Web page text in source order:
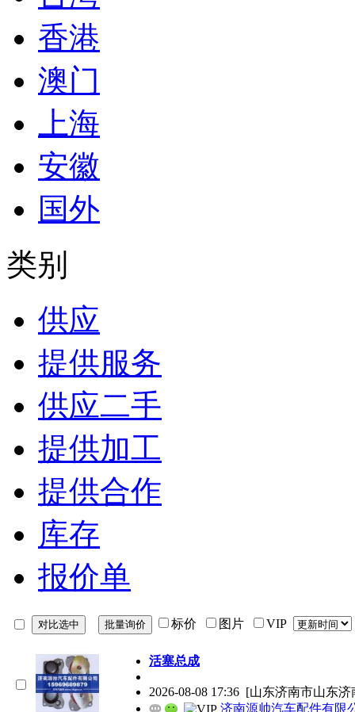
香港
澳门
上海
安徽
国外
类别
供应
提供服务
供应二手
提供加工
提供合作
库存
报价单
标价 图片 VIP
活塞总成
2026-08-08 17:36 [山东济南市山东
济南源帅汽车配件有限